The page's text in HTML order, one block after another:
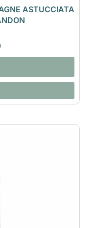
ASTUCCIATA